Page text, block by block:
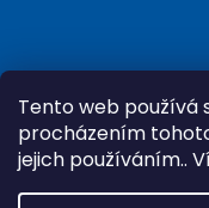
Tento web používá
procházením
jejich používáním..